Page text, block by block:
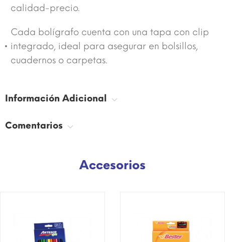
calidad-precio.
Cada bolígrafo cuenta con una tapa con clip
integrado, ideal para asegurar en bolsillos,
cuadernos o carpetas.
Información Adicional
Comentarios
Accesorios